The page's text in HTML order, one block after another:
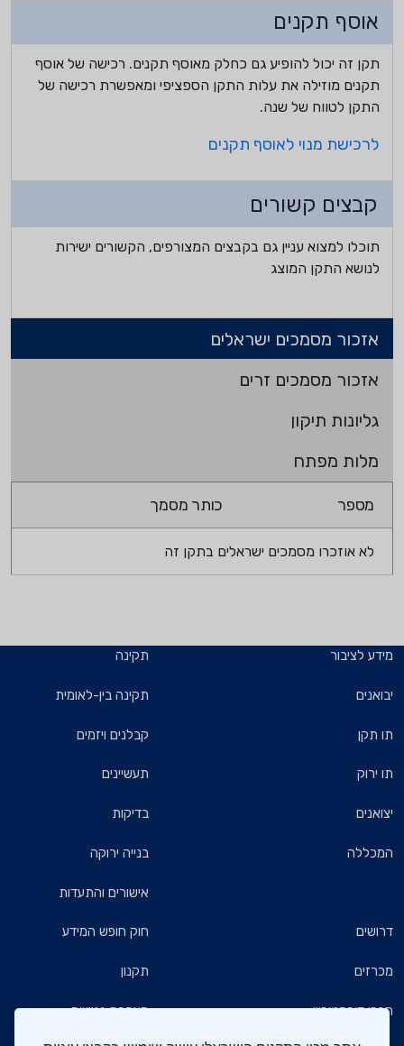
אוסף תקנים
תקן זה יכול להופיע גם כחלק מאוסף תקנים. רכישה של אוסף
תקנים מוזילה את עלות התקן הספציפי ומאפשרת רכישה של
התקן לטווח של שנה.
לרכישת מנוי לאוסף תקנים
קבצים קשורים
תוכלו למצוא עניין גם בקבצים המצורפים, הקשורים ישירות
לנושא התקן המוצג
אזכור מסמכים ישראלים
אזכור מסמכים זרים
גליונות תיקון
מלות מפתח
מספר כותר מסמך
לא אוזכרו מסמכים ישראלים בתקן זה
מידע לציבור
יבואנים
תו תקן
תו ירוק
יצואנים
המכללה
תקינה
תקינה בין-לאומית
קבלנים ויזמים
תעשיינים
בדיקות
בנייה ירוקה
אישורים והתעדות
דרושים
מכרזים
חברי דירקטוריון
חוק חופש המידע
תקנון
הצהרת נגישות